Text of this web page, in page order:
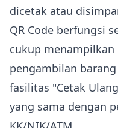
dicetak atau
QR Code berfungsi
cukup
pengambilan
fasilitas "Cetak
yang sama dengan